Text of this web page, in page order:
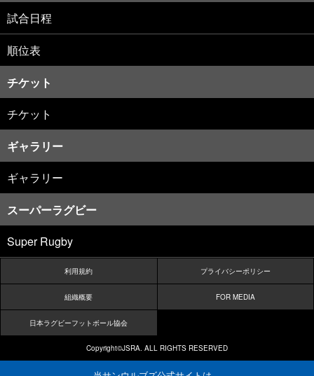
試合日程
順位表
チケット
チケット
ギャラリー
ギャラリー
スーパーラグビー
Super Rugby
利用規約 プライバシーポリシー
組織概要 FOR MEDIA
日本ラグビーフットボール協会
Copyright©JSRA. ALL RIGHTS RESERVED